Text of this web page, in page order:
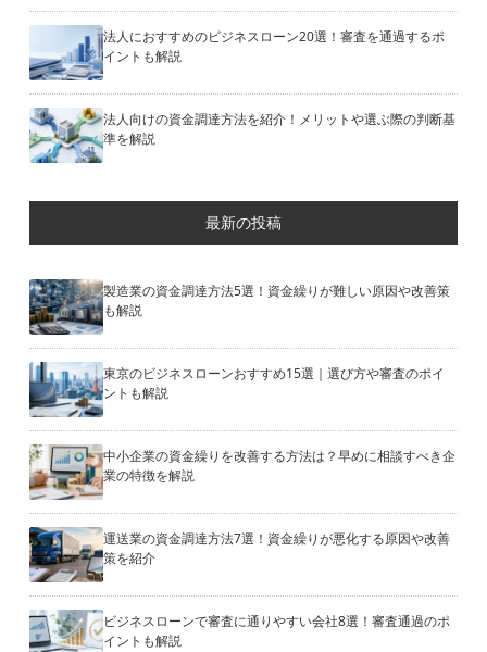
法人におすすめのビジネスローン20選！審査を通過するポ
イントも解説
法人向けの資金調達方法を紹介！メリットや選ぶ際の判断基
準を解説
最新の投稿
製造業の資金調達方法5選！資金繰りが難しい原因や改善策
も解説
東京のビジネスローンおすすめ15選｜選び方や審査のポイ
ントも解説
中小企業の資金繰りを改善する方法は？早めに相談すべき企
業の特徴を解説
運送業の資金調達方法7選！資金繰りが悪化する原因や改善
策を紹介
ビジネスローンで審査に通りやすい会社8選！審査通過のポ
イントも解説